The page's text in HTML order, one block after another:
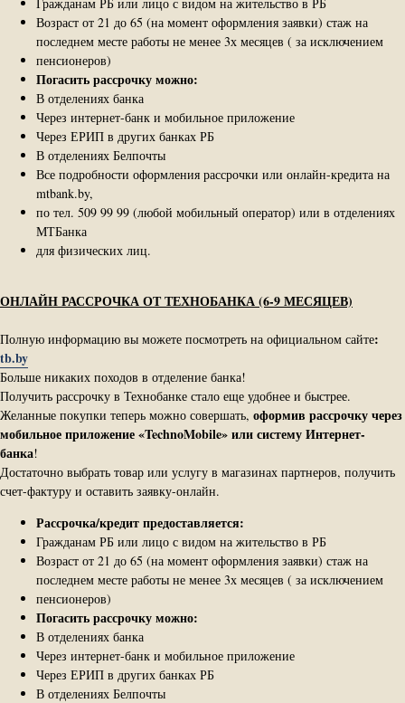
Возраст от 21 до 65 (на момент оформления заявки) стаж на
последнем месте работы не менее 3х месяцев ( за исключением
пенсионеров)
Погасить рассрочку можно:
В отделениях банка
Через интернет-банк и мобильное приложение
Через ЕРИП в других банках РБ
В отделениях Белпочты
Все подробности оформления рассрочки или онлайн-кредита на
mtbank.by,
по тел. 509 99 99 (любой мобильный оператор) или в отделениях
МТБанка
для физических лиц.
ОНЛАЙН РАССРОЧКА ОТ ТЕХНОБАНКА (6-9 МЕСЯЦЕВ)
Полную информацию вы можете посмотреть на официальном сайте:
tb.by
Больше никаких походов в отделение банка!
Получить рассрочку в Технобанке стало еще удобнее и быстрее.
Желанные покупки теперь можно совершать, оформив рассрочку через
мобильное приложение «TechnoMobile» или систему Интернет-​
банка!
Достаточно выбрать товар или услугу в магазинах партнеров, получить
счет-​фактуру и оставить заявку-​онлайн.
Рассрочка/кредит предоставляется:
Гражданам РБ или лицо с видом на жительство в РБ
Возраст от 21 до 65 (на момент оформления заявки) стаж на
последнем месте работы не менее 3х месяцев ( за исключением
пенсионеров)
Погасить рассрочку можно:
В отделениях банка
Через интернет-банк и мобильное приложение
Через ЕРИП в других банках РБ
В отделениях Белпочты